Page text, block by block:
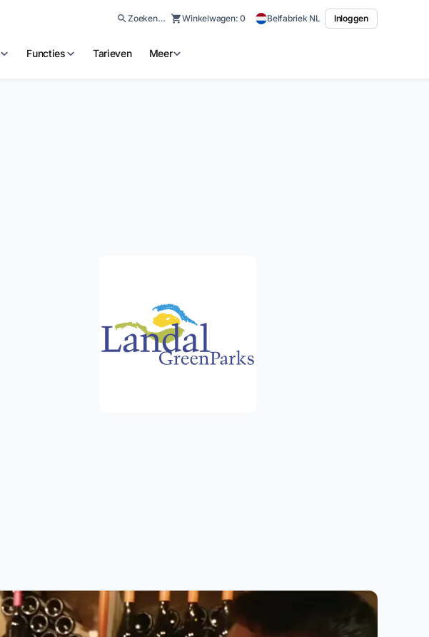
Zoeken… Winkelwagen:0 Belfabriek NL Inloggen
Functies Tarieven Meer